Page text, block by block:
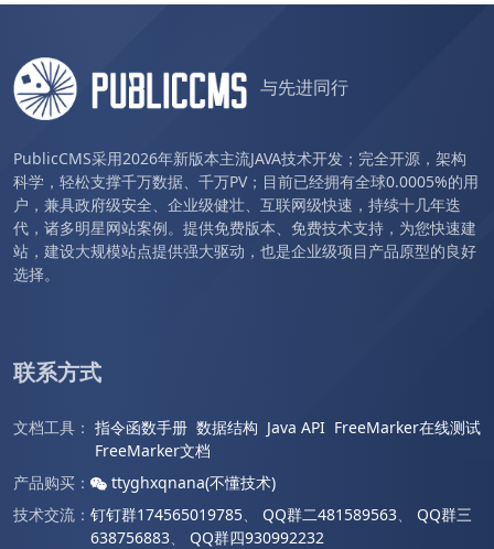
与先进同行
PublicCMS采用2026年新版本主流JAVA技术开发；完全开源，架构
科学，轻松支撑千万数据、千万PV；目前已经拥有全球0.0005%的用
户，兼具政府级安全、企业级健壮、互联网级快速，持续十几年迭
代，诸多明星网站案例。提供免费版本、免费技术支持，为您快速建
站，建设大规模站点提供强大驱动，也是企业级项目产品原型的良好
选择。
联系方式
文档工具： 指令函数手册 数据结构 Java API FreeMarker在线测试
FreeMarker文档
产品购买：
ttyghxqnana(不懂技术)
技术交流： 钉钉群174565019785、 QQ群二481589563、 QQ群三
638756883、 QQ群四930992232